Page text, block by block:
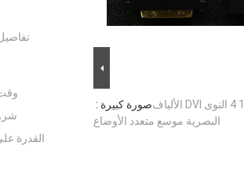
صورة كبيرة :ميني 1920 * 1200 4 النوى DVI الألياف
البصرية موسع متعدد الأوضاع
القدرة